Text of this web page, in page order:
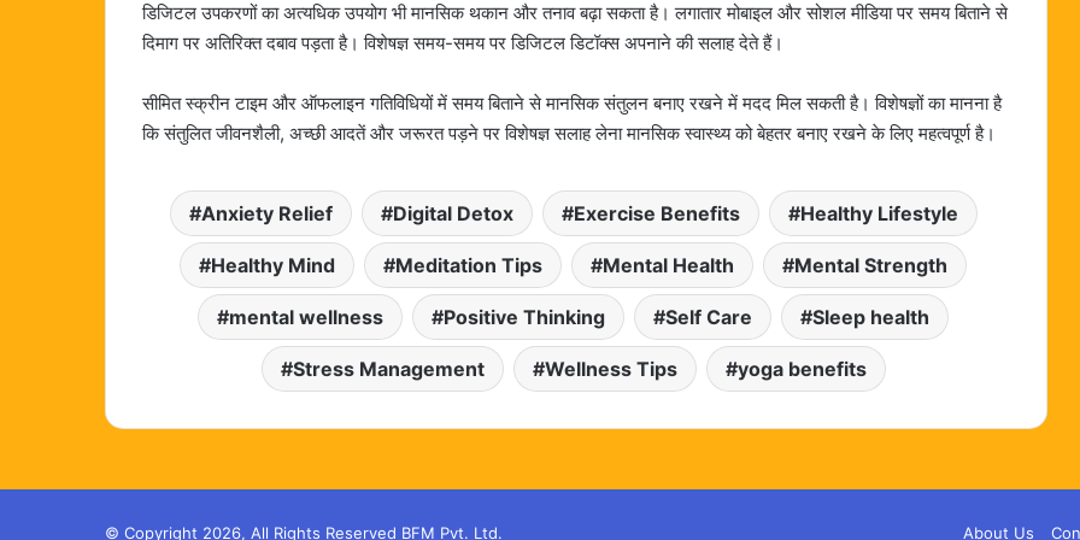
डिजिटल उपकरणों का अत्यधिक उपयोग भी मानसिक थकान और तनाव बढ़ा सकता है। लगातार मोबाइल और सोशल मीडिया पर समय बिताने से
दिमाग पर अतिरिक्त दबाव पड़ता है। विशेषज्ञ समय-समय पर डिजिटल डिटॉक्स अपनाने की सलाह देते हैं।
सीमित स्क्रीन टाइम और ऑफलाइन गतिविधियों में समय बिताने से मानसिक संतुलन बनाए रखने में मदद मिल सकती है। विशेषज्ञों का मानना है
कि संतुलित जीवनशैली, अच्छी आदतें और जरूरत पड़ने पर विशेषज्ञ सलाह लेना मानसिक स्वास्थ्य को बेहतर बनाए रखने के लिए महत्वपूर्ण है।
Anxiety Relief Digital Detox Exercise Benefits Healthy Lifestyle
Healthy Mind Meditation Tips Mental Health Mental Strength
mental wellness Positive Thinking Self Care Sleep health
Stress Management Wellness Tips yoga benefits
© Copyright 2026, All Rights Reserved BFM Pvt. Ltd. About Us